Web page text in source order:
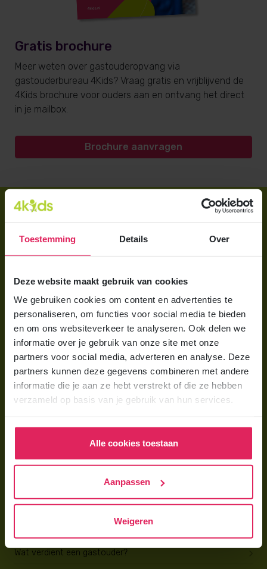
Toestemming Details Over
Deze website maakt gebruik van cookies
We gebruiken cookies om content en advertenties te
personaliseren, om functies voor social media te bieden
en om ons websiteverkeer te analyseren. Ook delen we
informatie over je gebruik van onze site met onze
partners voor social media, adverteren en analyse. Deze
partners kunnen deze gegevens combineren met andere
informatie die je aan ze hebt verstrekt of die ze hebben
verzameld op basis van je gebruik van hun services.
Alle cookies toestaan
Aanpassen
Weigeren
Gratis brochure
Meer weten over gastouderopvang via
gastouderbureau 4Kids? Vraag gratis en vrijblijvend de
4Kids brochure voor ouders aan en ontvang het direct
in je mailbox.
Brochure aanvragen
Direct regelen
Brochure aanvragen
Voor ouders
Wat is gastouderopvang?
Wat kost een gastouder?
Hoe vind ik een gastouder?
Gastouder worden bij 4Kids
Wat verdient een gastouder?